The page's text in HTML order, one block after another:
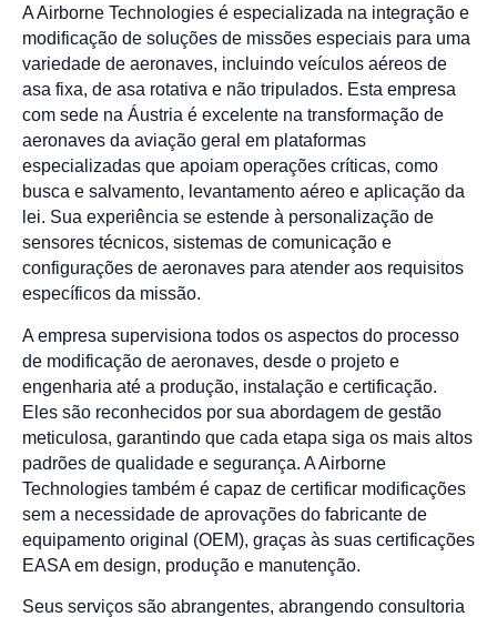
A Airborne Technologies é especializada na integração e
modificação de soluções de missões especiais para uma
variedade de aeronaves, incluindo veículos aéreos de
asa fixa, de asa rotativa e não tripulados. Esta empresa
com sede na Áustria é excelente na transformação de
aeronaves da aviação geral em plataformas
especializadas que apoiam operações críticas, como
busca e salvamento, levantamento aéreo e aplicação da
lei. Sua experiência se estende à personalização de
sensores técnicos, sistemas de comunicação e
configurações de aeronaves para atender aos requisitos
específicos da missão.
A empresa supervisiona todos os aspectos do processo
de modificação de aeronaves, desde o projeto e
engenharia até a produção, instalação e certificação.
Eles são reconhecidos por sua abordagem de gestão
meticulosa, garantindo que cada etapa siga os mais altos
padrões de qualidade e segurança. A Airborne
Technologies também é capaz de certificar modificações
sem a necessidade de aprovações do fabricante de
equipamento original (OEM), graças às suas certificações
EASA em design, produção e manutenção.
Seus serviços são abrangentes, abrangendo consultoria